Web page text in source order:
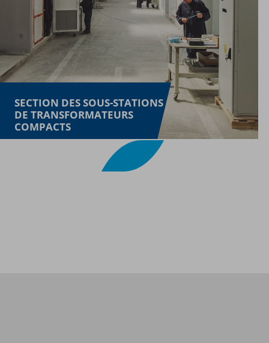
SECTION DES SOUS-STATIONS
DE TRANSFORMATEURS
COMPACTS